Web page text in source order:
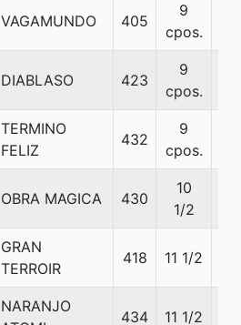
VAGAMUNDO 405
9
cpos.
DIABLASO 423
9
cpos.
TERMINO
FELIZ
432
9
cpos.
OBRA MAGICA 430
10
1/2
GRAN
TERROIR
418 11 1/2
NARANJO
434 11 1/2